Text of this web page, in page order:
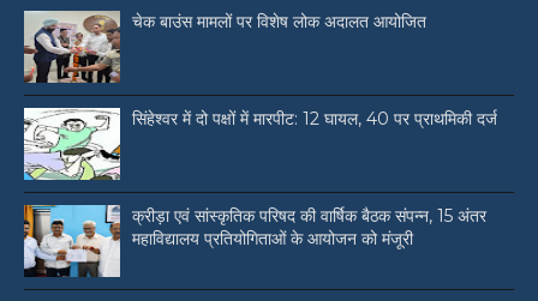
चेक बाउंस मामलों पर विशेष लोक अदालत आयोजित
सिंहेश्वर में दो पक्षों में मारपीट: 12 घायल, 40 पर प्राथमिकी दर्ज
क्रीड़ा एवं सांस्कृतिक परिषद की वार्षिक बैठक संपन्न, 15 अंतर
महाविद्यालय प्रतियोगिताओं के आयोजन को मंजूरी